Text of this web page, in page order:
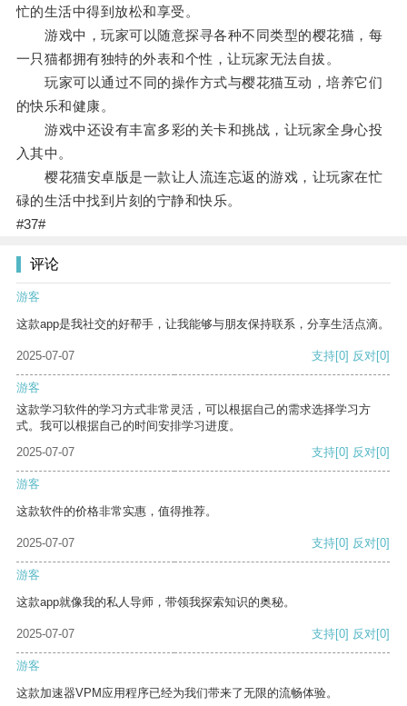
忙的生活中得到放松和享受。
游戏中，玩家可以随意探寻各种不同类型的樱花猫，每
一只猫都拥有独特的外表和个性，让玩家无法自拔。
玩家可以通过不同的操作方式与樱花猫互动，培养它们
的快乐和健康。
游戏中还设有丰富多彩的关卡和挑战，让玩家全身心投
入其中。
樱花猫安卓版是一款让人流连忘返的游戏，让玩家在忙
碌的生活中找到片刻的宁静和快乐。
#37#
评论
游客
这款app是我社交的好帮手，让我能够与朋友保持联系，分享生活点滴。
2025-07-07 支持[0] 反对[0]
游客
这款学习软件的学习方式非常灵活，可以根据自己的需求选择学习方
式。我可以根据自己的时间安排学习进度。
2025-07-07
支持[0] 反对[0]
游客
这款软件的价格非常实惠，值得推荐。
2025-07-07 支持[0] 反对[0]
游客
这款app就像我的私人导师，带领我探索知识的奥秘。
2025-07-07 支持[0] 反对[0]
游客
这款加速器VPM应用程序已经为我们带来了无限的流畅体验。